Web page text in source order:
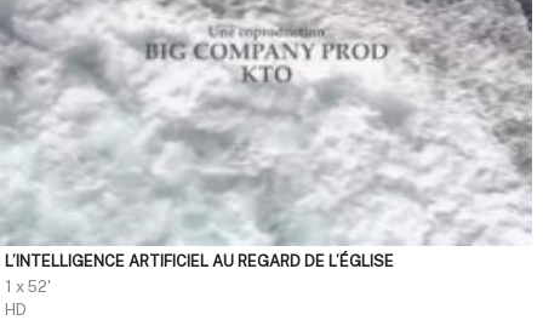
L’INTELLIGENCE ARTIFICIEL AU REGARD DE L’ÉGLISE
1 x 52'
HD